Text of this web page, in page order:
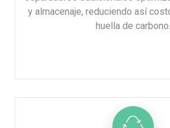
y almacenaje, reduciendo así
huella de carbono.